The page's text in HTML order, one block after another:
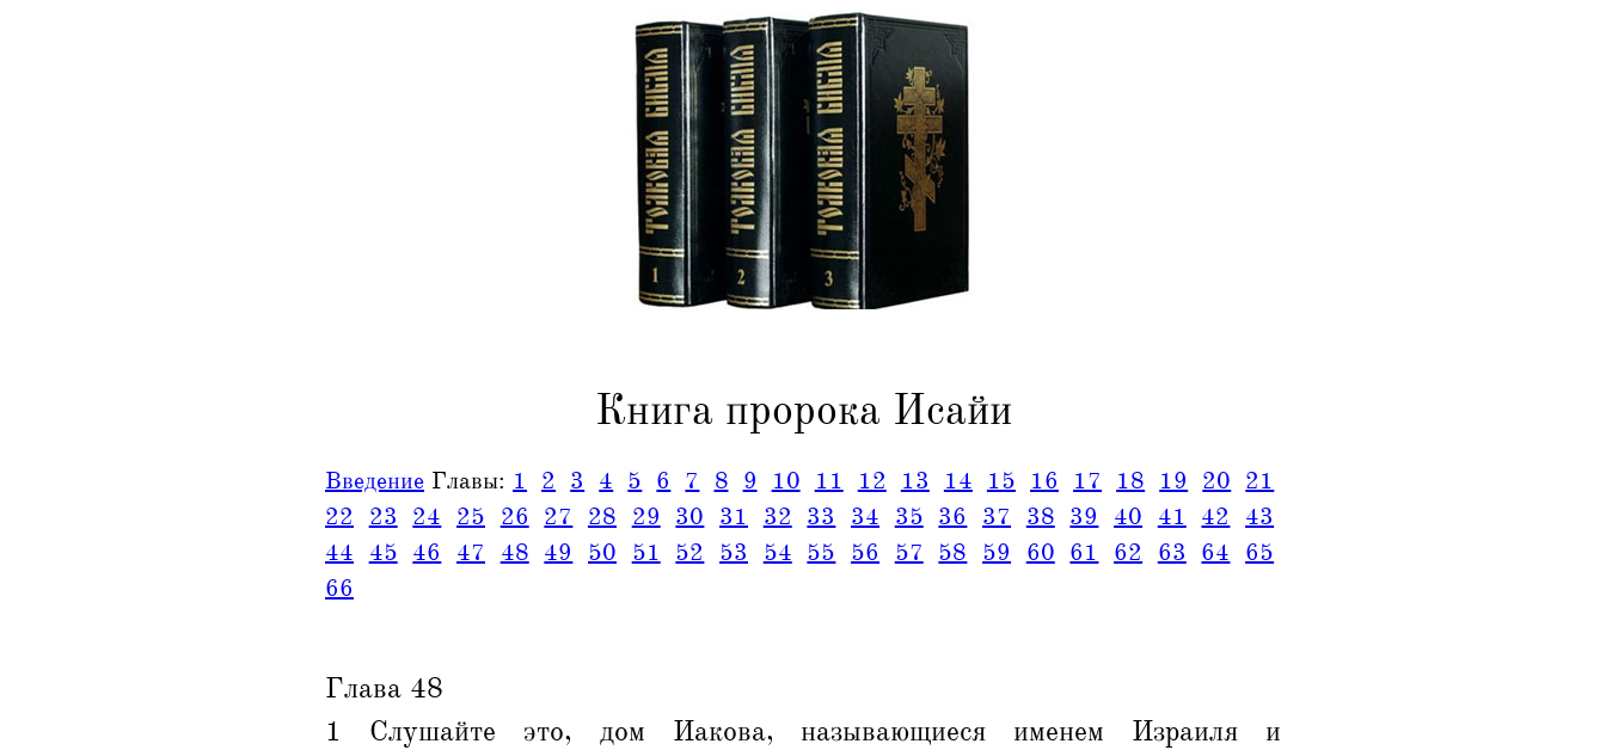
Книга пророка Исайи
Введение Главы: 1 2 3 4 5 6 7 8 9 10 11 12 13 14 15 16 17 18 19 20 21
22
23 24 25 26 27 28 29 30 31 32 33 34 35 36 37 38 39 40 41 42
43
44 45 46 47 48 49 50 51 52 53 54 55 56 57 58 59 60 61 62 63 64 65
66
Глава 48
1 Слушайте это, дом Иакова, называющиеся именем Израиля и